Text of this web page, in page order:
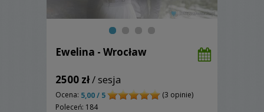
Ewelina - Wrocław
2500 zł/ sesja
Ocena: 5,00 / 5
(3 opinie)
Poleceń: 184